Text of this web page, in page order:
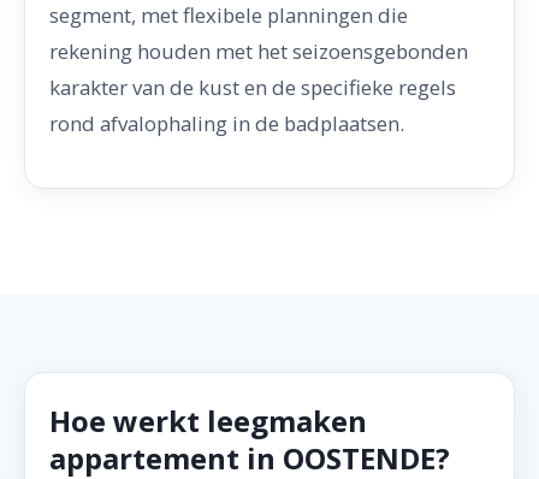
segment, met flexibele planningen die
rekening houden met het seizoensgebonden
karakter van de kust en de specifieke regels
rond afvalophaling in de badplaatsen.
Hoe werkt leegmaken
appartement in OOSTENDE?